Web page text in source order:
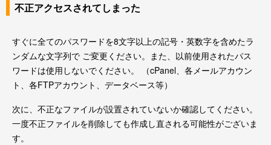
不正アクセスされてしまった
すぐに全てのパスワードを8文字以上の記号・英数字を含めたラ
ンダムな文字列で ご変更ください。また、以前使用されたパス
ワードは使用しないでください。 （cPanel、各メールアカウン
ト、各FTPアカウント、データベース等）
次に、不正なファイルが設置されていないか確認してください。
一度不正ファイルを削除しても作成し直される可能性がございま
す。